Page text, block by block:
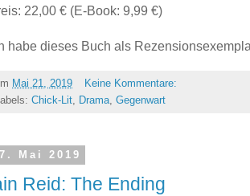
22,00 € (E-Book: 9,99 €)
habe dieses Buch als
Mai 21, 2019
Keine Kommentare:
Labels: Chick-Lit Drama Gegenwart
Mai 2019
Reid: The Ending